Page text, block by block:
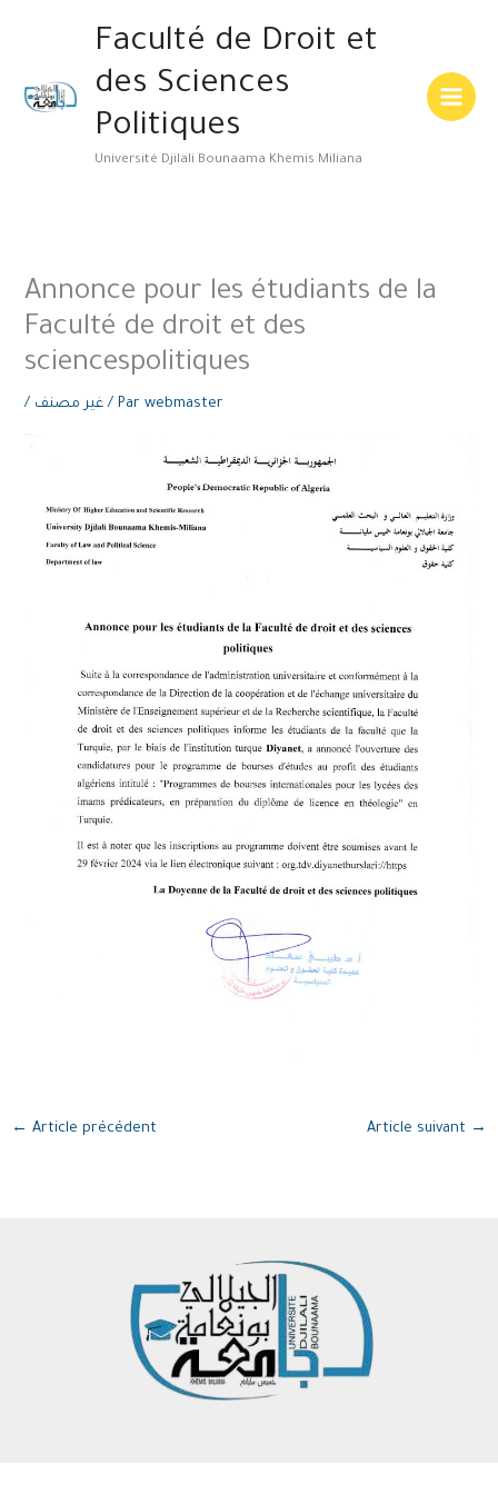
Faculté de Droit et
des Sciences
Politiques
Université Djilali Bounaama Khemis Miliana
Annonce pour les étudiants de la
Faculté de droit et des
sciencespolitiques
/ غير مصنف / Parwebmaster
← Article précédent Article suivant →